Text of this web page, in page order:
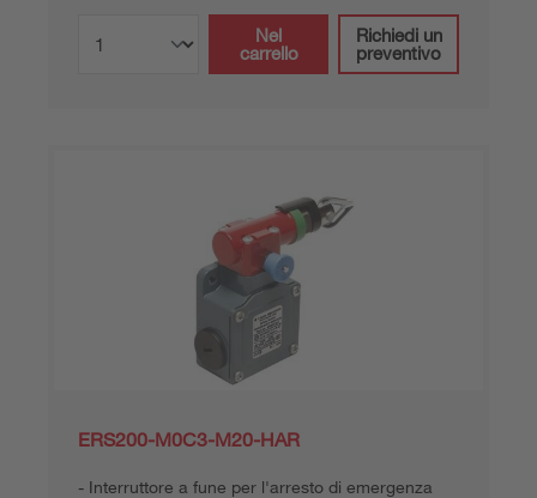
Nel
carrello
Richiedi un
preventivo
ERS200-M0C3-M20-HAR
Interruttore a fune per l'arresto di emergenza